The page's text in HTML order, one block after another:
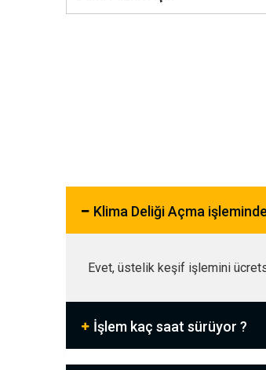
Klima Deliği Açma
Evet, üstelik keşif işlemini
İşlem kaç saat sürüyor ?